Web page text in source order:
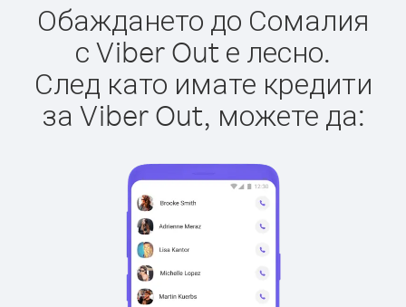
Обаждането до Сомалия
с Viber Out е лесно.
След като имате кредити
за Viber Out, можете да: